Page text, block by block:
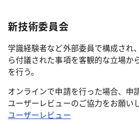
新技術委員会
学識経験者など外部委員で構成され
ら付議された事項を客観的な立場か
を行う。
オンラインで申請を行った場合、申
ユーザーレビューのご協力をお願い
ユーザーレビュー